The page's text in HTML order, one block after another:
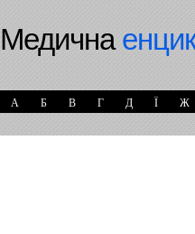
Медична
А Б В Г Д Ї Ж